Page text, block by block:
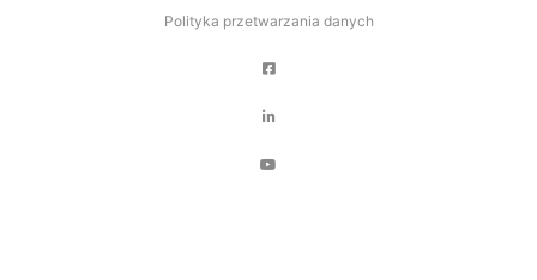
Polityka przetwarzania danych